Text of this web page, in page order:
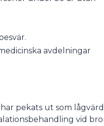
avdelningar
pekats ut som
vid